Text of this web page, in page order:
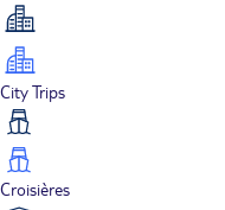
City Trips
Croisières